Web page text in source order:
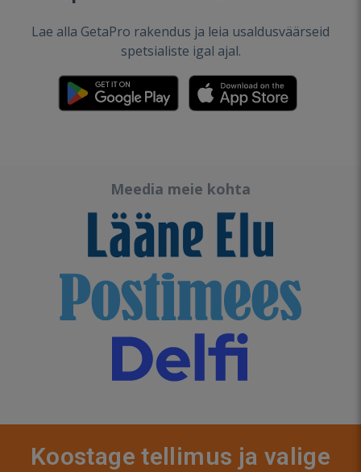
Lae alla GetaPro rakendus ja leia usaldusväärseid
spetsialiste igal ajal.
Meedia meie kohta
Koostage tellimus ja valige